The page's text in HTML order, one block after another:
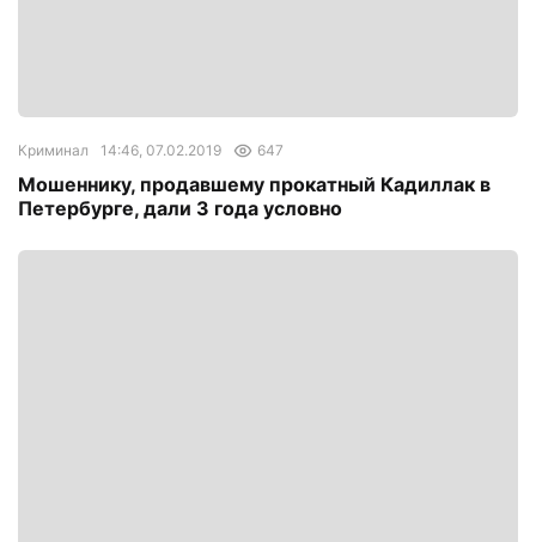
Криминал 14:46, 07.02.2019 647
Мошеннику, продавшему прокатный Кадиллак в
Петербурге, дали 3 года условно